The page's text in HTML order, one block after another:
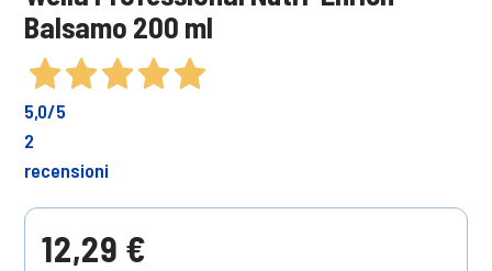
Balsamo 200 ml
5,0/5
2
recensioni
12,29 €